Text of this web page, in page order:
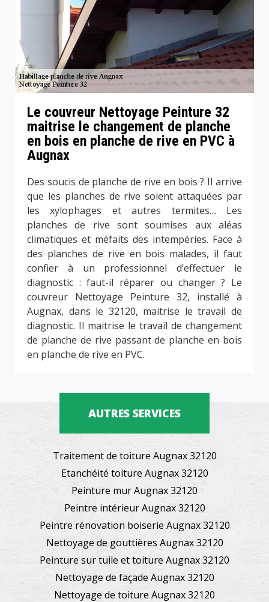
Le couvreur Nettoyage Peinture 32
maitrise le changement de planche
en bois en planche de rive en PVC à
Augnax
Des soucis de planche de rive en bois ? Il arrive
que les planches de rive soient attaquées par
les xylophages et autres termites… Les
planches de rive sont soumises aux aléas
climatiques et méfaits des intempéries. Face à
des planches de rive en bois malades, il faut
confier à un professionnel d’effectuer le
diagnostic : faut-il réparer ou changer ? Le
couvreur Nettoyage Peinture 32, installé à
Augnax, dans le 32120, maitrise le travail de
diagnostic. Il maitrise le travail de changement
de planche de rive passant de planche en bois
en planche de rive en PVC.
AUTRES SERVICES
Traitement de toiture Augnax 32120
Etanchéité toiture Augnax 32120
Peinture mur Augnax 32120
Peintre intérieur Augnax 32120
Peintre rénovation boiserie Augnax 32120
Nettoyage de gouttières Augnax 32120
Peinture sur tuile et toiture Augnax 32120
Nettoyage de façade Augnax 32120
Nettoyage de toiture Augnax 32120